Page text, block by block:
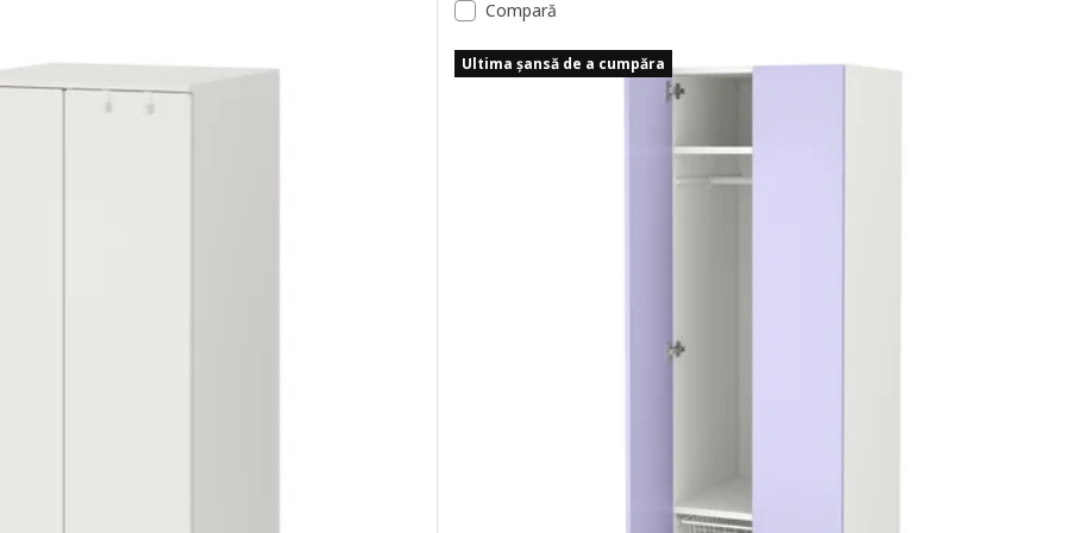
Dulap, alb albastru/+2 bare umeraşe, 60x57x181 cm
Dulap, alb lila/+2 bare umeraşe, 60x57x181 cm
Compară
Ultima șansă de a cumpăra